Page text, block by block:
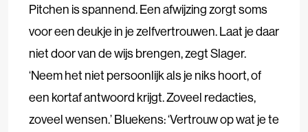
Pitchen is spannend. Een afwijzing zorgt soms
voor een deukje in je zelfvertrouwen. Laat je daar
niet door van de wijs brengen, zegt Slager.
‘Neem het niet persoonlijk als je niks hoort, of
een kortaf antwoord krijgt. Zoveel redacties,
zoveel wensen.’ Bluekens: ‘Vertrouw op wat je te